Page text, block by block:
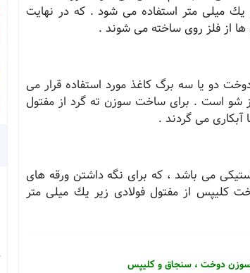
یك میلی متر استفاده می شود . كه در نهایت
از فلز روی ساخته می شوند .
دو یا سه برگ كاغذ مورد استفاده قرار می
شو است . برای ساخت سوزن ته گرد از مفتول
می گردند .
می باشد ، که برای نگه داشتن ورقه های
كلیپس از مفتول فولادی زیر یك میلی متر
سوزن دوخت ، سنجاق و كلیپس